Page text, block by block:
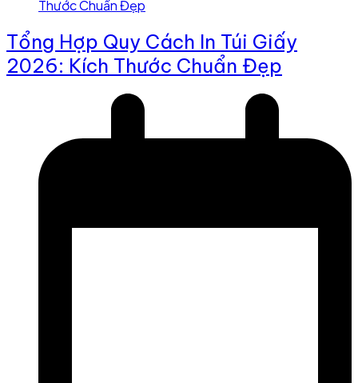
Tổng Hợp Quy Cách In Túi Giấy
2026: Kích Thước Chuẩn Đẹp